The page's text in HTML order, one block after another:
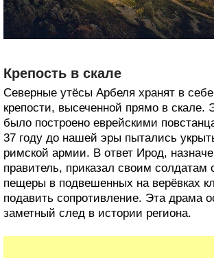
Крепость в скале
Северные утёсы Арбеля хранят в
крепости, высеченной прямо в скале.
было построено еврейскими
37 году до нашей эры пытались
римской армии. В ответ Ирод,
правитель, приказал своим солдатам
пещеры в подвешенных на верёвках
подавить сопротивление. Эта драма
заметный след в истории региона.